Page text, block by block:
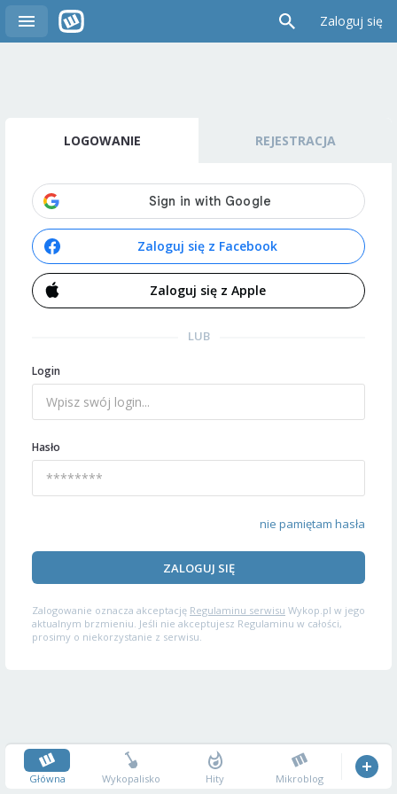
Zaloguj się
LOGOWANIE REJESTRACJA
Zaloguj się z Facebook
Zaloguj się z Apple
LUB
Login
Hasło
nie pamiętam hasła
ZALOGUJ SIĘ
Zalogowanie oznacza akceptację Regulaminu serwisu Wykop.pl w jego
aktualnym brzmieniu. Jeśli nie akceptujesz Regulaminu w całości,
prosimy o niekorzystanie z serwisu.
Główna Wykopalisko Hity Mikroblog